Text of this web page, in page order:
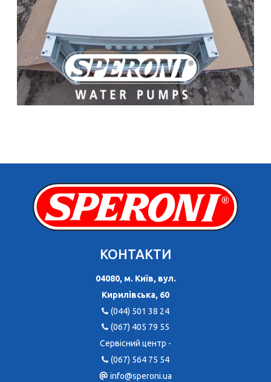
КОНТАКТИ
04080, м. Київ, вул.
Кирилівська, 60
(044) 501 38 24
(067) 405 79 55
Сервісний центр -
(067) 564 75 54
info@speroni.ua